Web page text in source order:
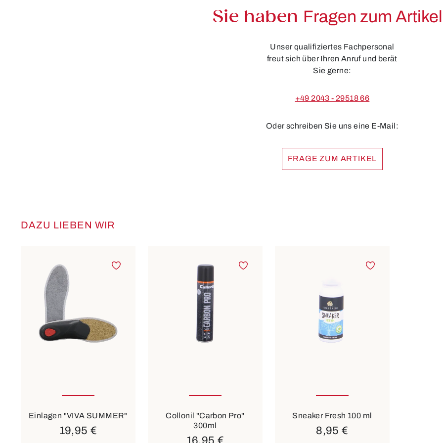
Sie haben Fragen zum
Unser qualifiziertes Fachpersonal
freut sich über Ihren Anruf und berät
Sie gerne:
+49 2043 - 29518 66
Oder schreiben Sie uns eine E-Mail:
FRAGE ZUM ARTIKEL
Produktgalerie überspringen
DAZU LIEBEN WIR
Einlagen "VIVA SUMMER"
19,95 €
Collonil "Carbon Pro"
300ml
16,95 €
Sneaker Fresh 100 ml
8,95 €